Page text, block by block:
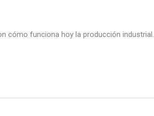
cómo funciona hoy la producción industrial.